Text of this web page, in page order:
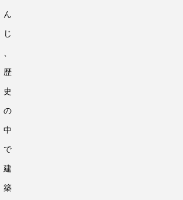
ん
じ
歴
史
の
中
で
建
築